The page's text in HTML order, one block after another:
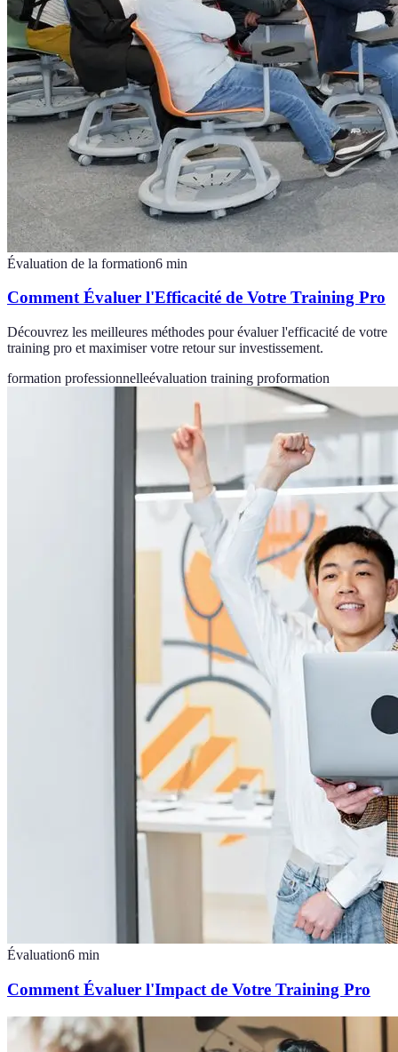
Évaluation de la formation6 min
Comment Évaluer l'Efficacité de Votre Training Pro
Découvrez les meilleures méthodes pour évaluer l'efficacité de votre
training pro et maximiser votre retour sur investissement.
formation professionnelleévaluation training proformation
Évaluation6 min
Comment Évaluer l'Impact de Votre Training Pro